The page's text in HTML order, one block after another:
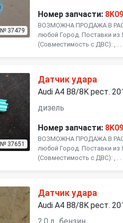
№ 37479
Номер запчасти:
ВОЗМОЖНА ПРОДАЖА В
любой Город. Поставки из
(Совместимость с ДВС): , . .
№ 37651
Датчик удара
Audi A4 B8/8K рест.
дизель
Номер запчасти:
ВОЗМОЖНА ПРОДАЖА В
любой Город. Поставки из
(Совместимость с ДВС): , . .
Датчик удара
Audi A4 B8/8K рест.